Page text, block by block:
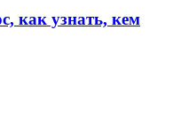
как узнать, кем